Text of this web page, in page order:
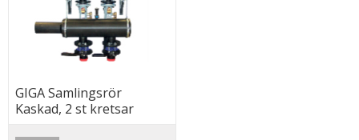
GIGA Samlingsrör
Kaskad, 2 st kretsar